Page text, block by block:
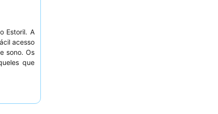
Estoril. A
acesso
sono. Os
que